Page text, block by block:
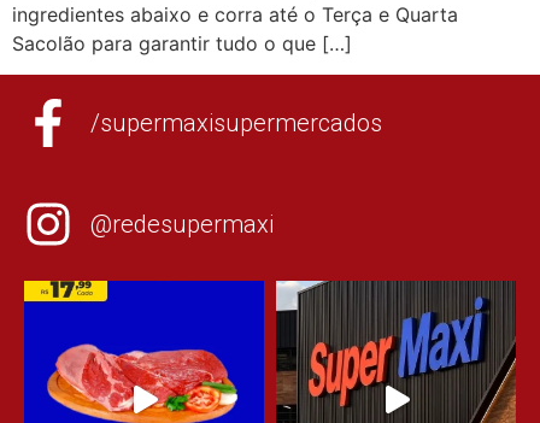
ingredientes abaixo e corra até o Terça e Quarta
Sacolão para garantir tudo o que […]
/supermaxisupermercados
@redesupermaxi